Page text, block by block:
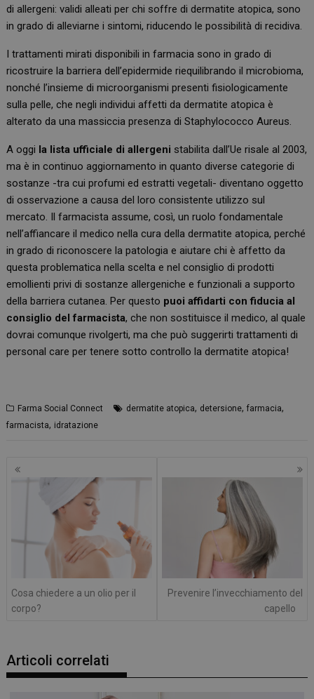
di allergeni: validi alleati per chi soffre di dermatite atopica, sono
in grado di alleviarne i sintomi, riducendo le possibilità di recidiva.
I trattamenti mirati disponibili in farmacia sono in grado di
ricostruire la barriera dell’epidermide riequilibrando il microbioma,
nonché l’insieme di microorganismi presenti fisiologicamente
sulla pelle, che negli individui affetti da dermatite atopica è
alterato da una massiccia presenza di Staphylococco Aureus.
A oggi la lista ufficiale di allergeni stabilita dall’Ue risale al 2003,
ma è in continuo aggiornamento in quanto diverse categorie di
sostanze -tra cui profumi ed estratti vegetali- diventano oggetto
di osservazione a causa del loro consistente utilizzo sul
mercato. Il farmacista assume, così, un ruolo fondamentale
nell’affiancare il medico nella cura della dermatite atopica, perché
in grado di riconoscere la patologia e aiutare chi è affetto da
questa problematica nella scelta e nel consiglio di prodotti
emollienti privi di sostanze allergeniche e funzionali a supporto
della barriera cutanea. Per questo puoi affidarti con fiducia al
consiglio del farmacista, che non sostituisce il medico, al quale
dovrai comunque rivolgerti, ma che può suggerirti trattamenti di
personal care per tenere sotto controllo la dermatite atopica!
Farma Social Connect dermatite atopica, detersione,farmacia,
farmacista, idratazione
Navigazione
articoli
Cosa chiedere a un olio per il
corpo?
Prevenire l’invecchiamento del
capello
Articoli correlati